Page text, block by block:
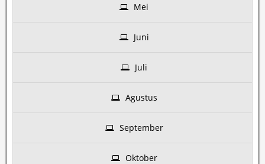
Mei
Juni
Juli
Agustus
September
Oktober